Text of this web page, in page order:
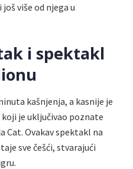
više od njega u
i spektakl
kašnjenja, a kasnije je
je uključivao poznate
Cat. Ovakav spektakl na
sve češći, stvarajući